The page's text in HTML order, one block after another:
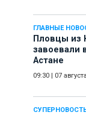
ГЛАВНЫЕ
Пловцы из
завоевали
Астане
09:30 07 августа